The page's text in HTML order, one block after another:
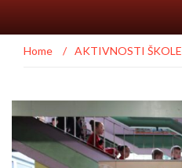
Home / AKTIVNOSTI ŠKOLE